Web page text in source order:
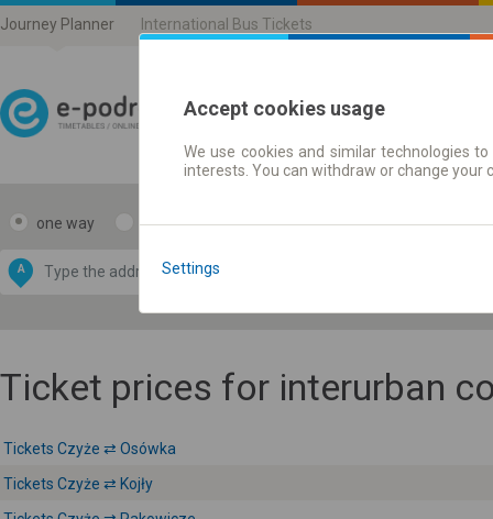
Journey Planner International Bus Tickets
Journey planner |
one way return
A
by
OpenStreetMap
Ticket prices for interurban
Tickets Czyże ⇄ Osówka
Tickets Czyże ⇄ Kojły
Accept cookies usage
We use cookies and similar technologies
interests. You can withdraw or change
Settings